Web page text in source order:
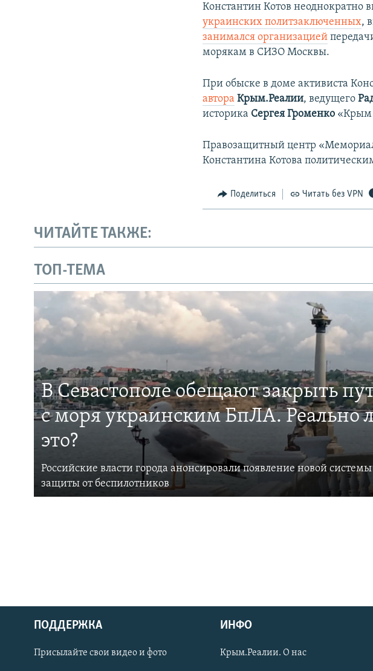
Українською
Константин Котов
украинских политзаключенных,
занимался организацией
морякам в СИЗО Москвы.
При обыске в доме активиста
автора Крым.Реалии, ведущего
историка Сергея Громенко «Крым
Правозащитный центр
Константина Котова
Поделиться Читать без VPN
ЧИТАЙТЕ ТАКЖЕ:
ТОП-ТЕМА
В Севастополе обещают закрыть
с моря украинским БпЛА. Реально
это?
Российские власти города анонсировали появление новой системы
защиты от беспилотников
ПОДДЕРЖКА
Присылайте свои видео и фото
ИНФО
Крым.Реалии. О нас